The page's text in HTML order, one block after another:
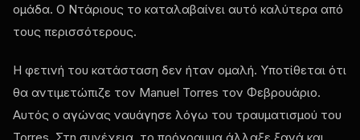
ομάδα. Ο Ντάριους το καταλαβαίνει αυτό καλύτερα από
τους περισσότερους.
Η φετινή του κατάσταση δεν ήταν ομαλή. Υποτίθεται ότι
θα αντιμετώπιζε τον Manuel Torres τον Φεβρουάριο.
Αυτός ο αγώνας ναυάγησε λόγω του τραυματισμού του